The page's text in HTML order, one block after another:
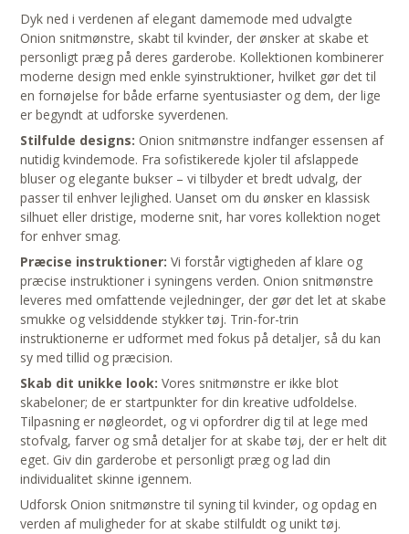
Dyk ned i verdenen af elegant damemode med udvalgte
Onion snitmønstre, skabt til kvinder, der ønsker at skabe et
personligt præg på deres garderobe. Kollektionen kombinerer
moderne design med enkle syinstruktioner, hvilket gør det til
en fornøjelse for både erfarne syentusiaster og dem, der lige
er begyndt at udforske syverdenen.
Stilfulde designs: Onion snitmønstre indfanger essensen af
nutidig kvindemode. Fra sofistikerede kjoler til afslappede
bluser og elegante bukser – vi tilbyder et bredt udvalg, der
passer til enhver lejlighed. Uanset om du ønsker en klassisk
silhuet eller dristige, moderne snit, har vores kollektion noget
for enhver smag.
Præcise instruktioner: Vi forstår vigtigheden af klare og
præcise instruktioner i syningens verden. Onion snitmønstre
leveres med omfattende vejledninger, der gør det let at skabe
smukke og velsiddende stykker tøj. Trin-for-trin
instruktionerne er udformet med fokus på detaljer, så du kan
sy med tillid og præcision.
Skab dit unikke look: Vores snitmønstre er ikke blot
skabeloner; de er startpunkter for din kreative udfoldelse.
Tilpasning er nøgleordet, og vi opfordrer dig til at lege med
stofvalg, farver og små detaljer for at skabe tøj, der er helt dit
eget. Giv din garderobe et personligt præg og lad din
individualitet skinne igennem.
Udforsk Onion snitmønstre til syning til kvinder, og opdag en
verden af muligheder for at skabe stilfuldt og unikt tøj.